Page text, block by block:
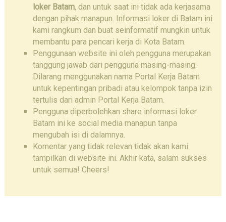
loker Batam, dan untuk saat ini tidak ada kerjasama
dengan pihak manapun. Informasi loker di Batam ini
kami rangkum dan buat seinformatif mungkin untuk
membantu para pencari kerja di Kota Batam.
Penggunaan website ini oleh pengguna merupakan
tanggung jawab dari pengguna masing-masing.
Dilarang menggunakan nama Portal Kerja Batam
untuk kepentingan pribadi atau kelompok tanpa izin
tertulis dari admin Portal Kerja Batam.
Pengguna diperbolehkan share informasi loker
Batam ini ke social media manapun tanpa
mengubah isi di dalamnya.
Komentar yang tidak relevan tidak akan kami
tampilkan di website ini. Akhir kata, salam sukses
untuk semua! Cheers!